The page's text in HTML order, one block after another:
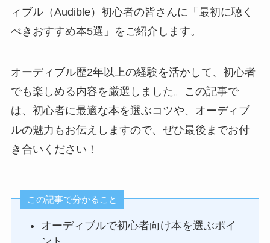
ィブル（Audible）初心者の皆さんに「最初に聴く
べきおすすめ本5選」をご紹介します。
オーディブル歴2年以上の経験を活かして、初心者
でも楽しめる内容を厳選しました。この記事で
は、初心者に最適な本を選ぶコツや、オーディブ
ルの魅力もお伝えしますので、ぜひ最後までお付
き合いください！
この記事で分かること
オーディブルで初心者向け本を選ぶポイ